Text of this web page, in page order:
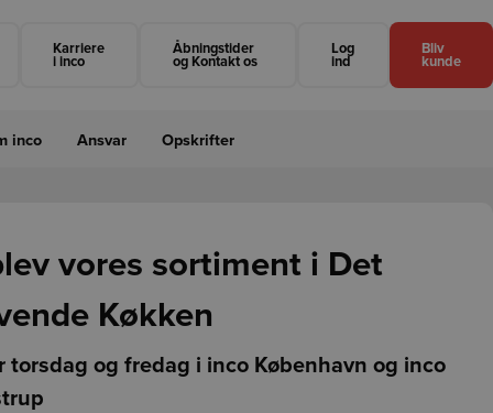
Karriere
i inco
Åbningstider
og Kontakt os
Log
ind
Bliv
kunde
inco Ansvar
Opskrifter
vores sortiment i Det
Køkken
torsdag og fredag i inco København og inco
Luk
Næste